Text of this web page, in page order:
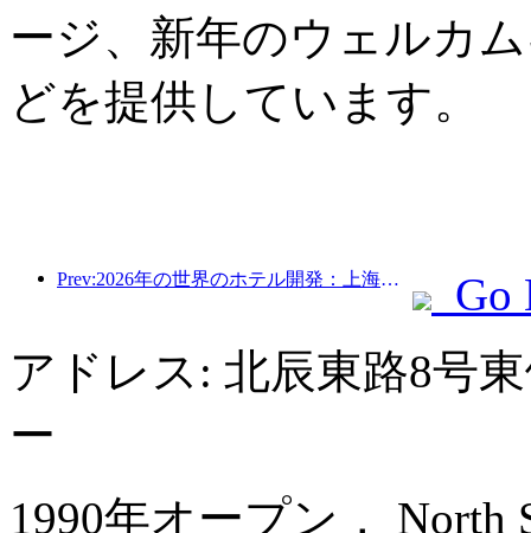
ージ、新年のウェルカ
どを提供しています。
Prev:2026年の世界のホテル開発：上海が新規客室増設で首位
Go
アドレス: 北辰東路8号
ー
1990年オープン， North